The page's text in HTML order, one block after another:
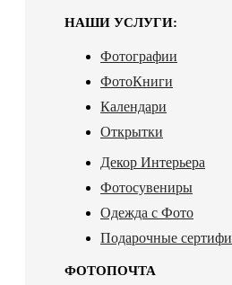
НАШИ УСЛУГИ:
Фотографии
ФотоКниги
Календари
Открытки
Декор Интерьера
Фотосувениры
Одежда с Фото
Подарочные
ФОТОПОЧТА